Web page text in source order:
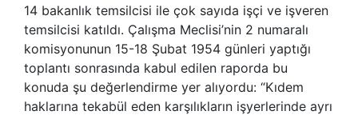
14 bakanlık temsilcisi ile çok sayıda işçi ve işveren
temsilcisi katıldı. Çalışma Meclisi’nin 2 numaralı
komisyonunun 15-18 Şubat 1954 günleri yaptığı
toplantı sonrasında kabul edilen raporda bu
konuda şu değerlendirme yer alıyordu: “Kıdem
haklarına tekabül eden karşılıkların işyerlerinde ayrı